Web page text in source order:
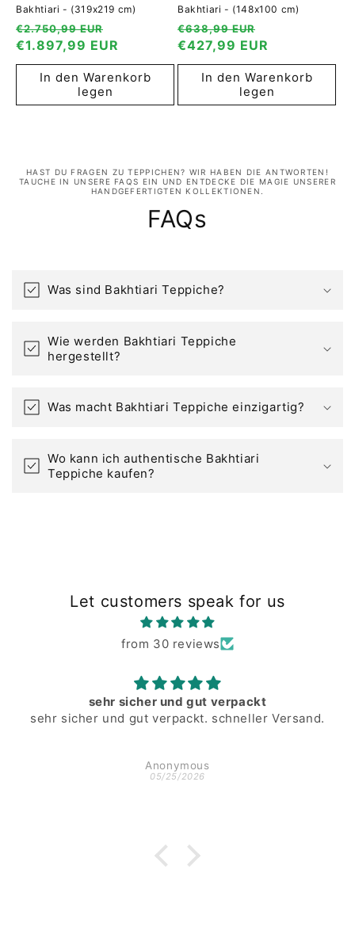
Bakhtiari - (319x219 cm)
Normaler
Preis
€2.750,99 EUR
Verkaufspreis
€1.897,99 EUR
In den Warenkorb
legen
Bakhtiari - (148x100 cm)
Normaler
Preis
€638,99 EUR
€427,99 EUR
In den Warenkorb
legen
HAST DU FRAGEN ZU TEPPICHEN? WIR HABEN DIE ANTWORTEN!
TAUCHE IN UNSERE FAQS EIN UND ENTDECKE DIE MAGIE UNSERER
HANDGEFERTIGTEN KOLLEKTIONEN.
FAQs
Was sind Bakhtiari Teppiche?
Wie werden Bakhtiari Teppiche
hergestellt?
Was macht Bakhtiari Teppiche einzigartig?
Wo kann ich authentische Bakhtiari
Teppiche kaufen?
Let customers speak for us
from 30 reviews
sehr sicher und gut verpackt
sehr sicher und gut verpackt. schneller Versand.
Anonymous
05/25/2026